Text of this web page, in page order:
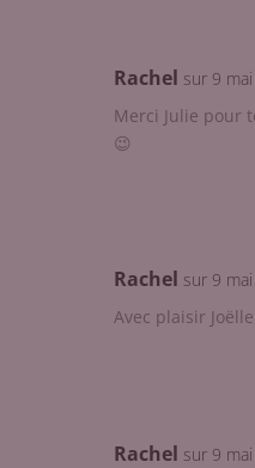
Rachel sur 9
Merci Julie pour
😉
Rachel sur 9
Avec plaisir
Rachel sur 9